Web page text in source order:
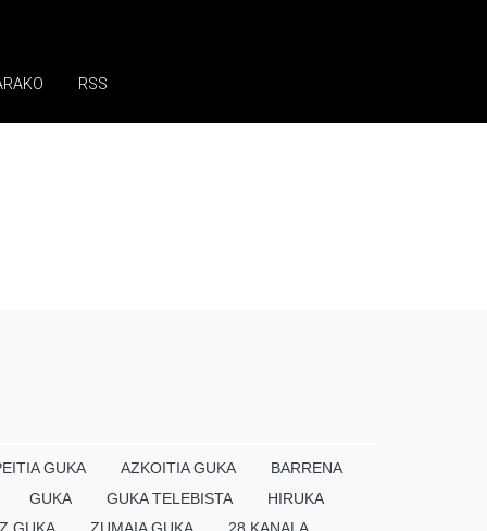
RSS
GUKA AZKOITIA GUKA
BARRENA
GUKA GUKA TELEBISTA
HIRUKA